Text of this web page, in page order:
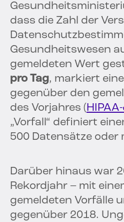
dass die Zahl der
Gesundheitswesen
gemeldeten Wert
pro Tag, markiert
gegenüber den
des Vorjahres (
„Vorfall“ definiert
500 Datensätze
Darüber hinaus war
Rekordjahr – mit
gemeldeten Vorfälle
gegenüber 2018.